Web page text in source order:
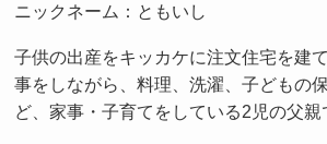
ニックネーム：ともいし
子供の出産をキッカケに注文住宅を建
事をしながら、料理、洗濯、子どもの
ど、家事・子育てをしている2児の父親